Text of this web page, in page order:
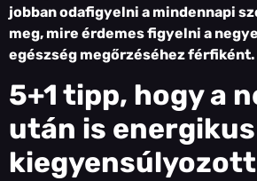
jobban odafigyelni a mindennapi
meg, mire érdemes figyelni a
egészség megőrzéséhez férfiként.
5+1 tipp, hogy a
után is